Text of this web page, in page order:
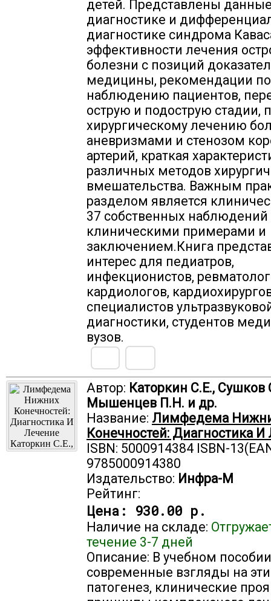
детей. Представлены
диагностике и
диагностике синдрома
эффективности лечения
болезни с позиций
медицины, рекомендации по
наблюдению пациентов,
острую и подострую стадии,
хирургическому лечению
аневризмами и стенозом
артерий, краткая
различных методов
вмешательства. Важным
разделом является
37 собственных наблюдений
клиническими примерами и
заключением.Книга
интерес для педиатров,
инфекционистов,
кардиологов,
специалистов
диагностики, студентов
вузов.
Автор: Каторкин С.Е., Сушков
Мышенцев П.Н. и др.
Название: Лимфедема
Конечностей: Диагностика
ISBN: 5000914384 ISBN-
9785000914380
Издательство: Инфра-М
Рейтинг:
Цена: 930.00 р.
Наличие на складе:
течение 3-7 дней
Описание: В учебном
современные взгляды на
патогенез, клинические